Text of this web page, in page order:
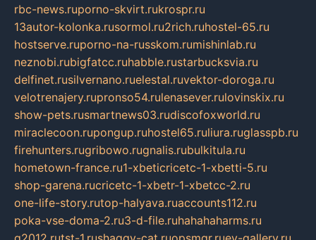
rbc-news.ruporno-skvirt.rukrospr.ru
13autor-kolonka.rusormol.ru2rich.ruhostel-65.ru
hostserve.ruporno-na-russkom.rumishinlab.ru
neznobi.rubigfatcc.ruhabble.rustarbucksvia.ru
delfinet.rusilvernano.ruelestal.ruvektor-doroga.ru
velotrenajery.rupronso54.rulenasever.rulovinskix.ru
show-pets.rusmartnews03.rudiscofoxworld.ru
miraclecoon.rupongup.ruhostel65.ruliura.ruglasspb.ru
firehunters.rugribowo.rugnalis.rubulkitula.ru
hometown-france.ru1-xbeticricetc-1-xbetti-5.ru
shop-garena.rucricetc-1-xbetr-1-xbetcc-2.ru
one-life-story.rutop-halyava.ruaccounts112.ru
poka-vse-doma-2.ru3-d-file.ruhahahaharms.ru